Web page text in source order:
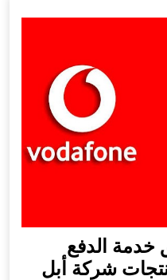
الدفع
شركة أبل